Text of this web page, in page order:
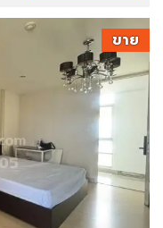
ขาย